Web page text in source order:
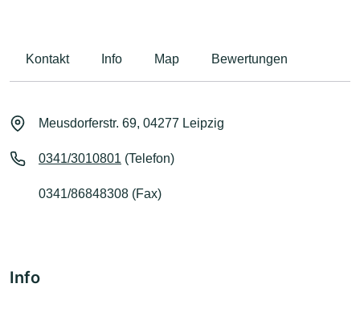
Kontakt Info Map Bewertungen
Meusdorferstr. 69, 04277 Leipzig
0341/3010801 (Telefon)
0341/86848308 (Fax)
Info